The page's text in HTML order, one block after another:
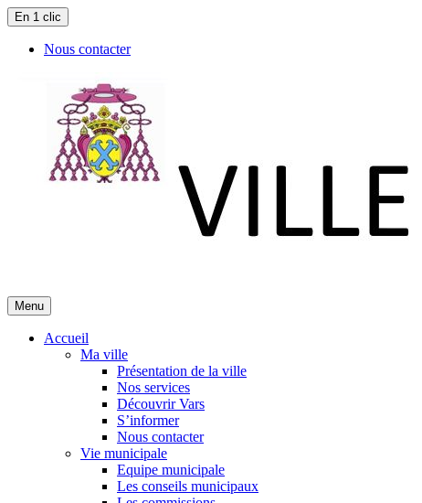
En 1 clic
Nous contacter
Menu
Accueil
Ma ville
Présentation de la ville
Nos services
Découvrir Vars
S’informer
Nous contacter
Vie municipale
Equipe municipale
Les conseils municipaux